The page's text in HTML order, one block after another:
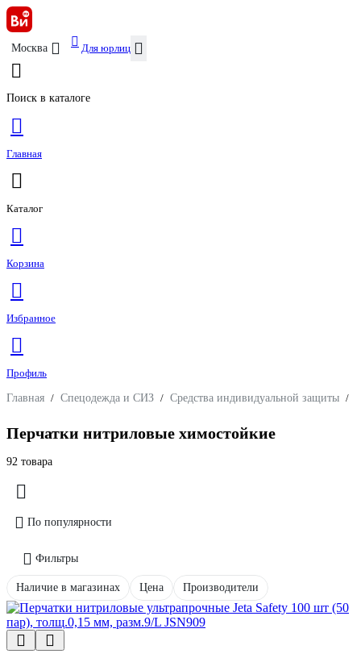
Москва Для юрлиц
Поиск в каталоге
Главная
Каталог
Корзина
Избранное
Профиль
Главная / Спецодежда и СИЗ / Средства индивидуальной защиты /
Перчатки нитриловые химостойкие
92 товара
По популярности
Фильтры
Наличие в магазинах Цена Производители